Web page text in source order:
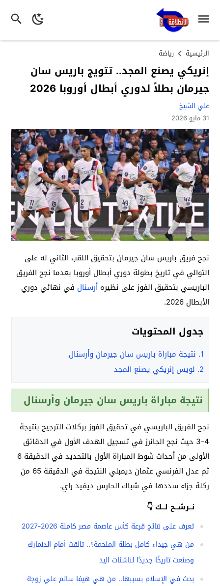
الرئيسية رياضة
إنريكي يصنع المجد.. تتويج باريس سان
جيرمان بطلاً لدوري أبطال أوروبا 2026
علي الشيخ
31 مايو 2026
نجح فريق باريس سان جيرمان بتحقيق اللقب الثاني له على
التوالي في تاريخ بطولة دوري أبطال أوروبا بعدما نجح الفريق
الباريسي بتحقيق الفوز على نظيرهأرسنال في نهائي دوري
الأبطال 2026.
جدول المحتويات
1. نتيجة مباراة باريس سان جيرمان وأرسنال
2. لويس إنريكي يصنع المجد
نتيجة مباراة باريس سان جيرمان وأرسنال
نجح الفريق الباريسي في تحقيق الفوز بركلات الترجيح بنتيجة
4-3 حيث نجح الجانرز في تسجيل الهدف الأول في الدقائق
الأولى من أحداث شوط المباراة الأول بالتحديد في الدقيقة 6
ثم عدل الفرنسي عثمان ديمبلي النتيجة في الدقيقة 65 من
ركلة جزاء سددها في شباك الحارس ديفيد راي.
نــرشــح لــك 👇
تعرف على نتائج قرعة كأس عاصمة مصر كاملة 2026-2027
من هي جيداء كامل بطلة الملحمة؟.. تالقت أمام الدنمارك
وصنعت تاريخًا جديدًا لناشئات اليد
بحث في الإسلام بسببها.. من هي هيفا سالم علي زوجة